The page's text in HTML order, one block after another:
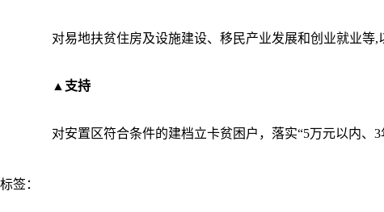
对易地扶贫住房及设施建设、移民产业发展和创业就业等
▲支持
对安置区符合条件的建档立卡贫困户，落实“5万元以内、
标签：